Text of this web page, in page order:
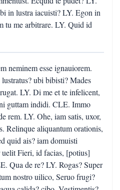
in lustra iacuisti? LY. Egon in
tu me arbitrare. LY. Quid id
neminem esse ignauiorem.
ubi bibisti? Mades
LY. Di me et te infelicent,
guttam indidi. CLE. Immo
rem. LY. Ohe, iam satis, uxor,
Relinque aliquantum orationis,
quid ais? iam domuisti
Fieri, id facias, [potius]
Qua de re? LY. Rogas? Super
nostro uilico, Seruo frugi?